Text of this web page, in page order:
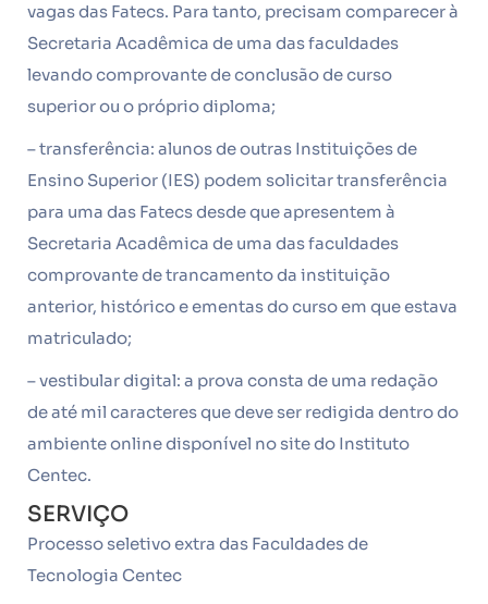
vagas das Fatecs. Para tanto, precisam comparecer à
Secretaria Acadêmica de uma das faculdades
levando comprovante de conclusão de curso
superior ou o próprio diploma;
– transferência: alunos de outras Instituições de
Ensino Superior (IES) podem solicitar transferência
para uma das Fatecs desde que apresentem à
Secretaria Acadêmica de uma das faculdades
comprovante de trancamento da instituição
anterior, histórico e ementas do curso em que estava
matriculado;
– vestibular digital: a prova consta de uma redação
de até mil caracteres que deve ser redigida dentro do
ambiente online disponível no site do Instituto
Centec.
SERVIÇO
Processo seletivo extra das Faculdades de
Tecnologia Centec